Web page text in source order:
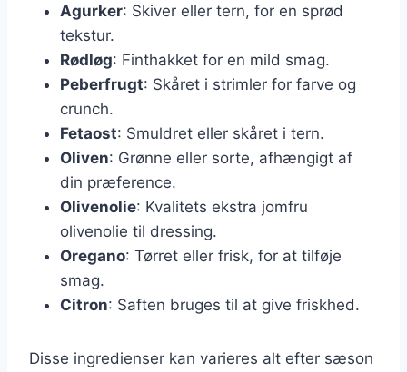
Agurker: Skiver eller tern, for en sprød
tekstur.
Rødløg: Finthakket for en mild smag.
Peberfrugt: Skåret i strimler for farve og
crunch.
Fetaost: Smuldret eller skåret i tern.
Oliven: Grønne eller sorte, afhængigt af
din præference.
Olivenolie: Kvalitets ekstra jomfru
olivenolie til dressing.
Oregano: Tørret eller frisk, for at tilføje
smag.
Citron: Saften bruges til at give friskhed.
Disse ingredienser kan varieres alt efter sæson